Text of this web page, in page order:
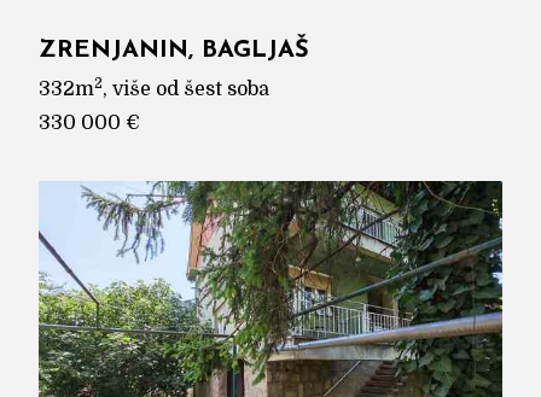
ZRENJANIN, BAGLJAŠ
332m2, više od šest soba
330 000 €